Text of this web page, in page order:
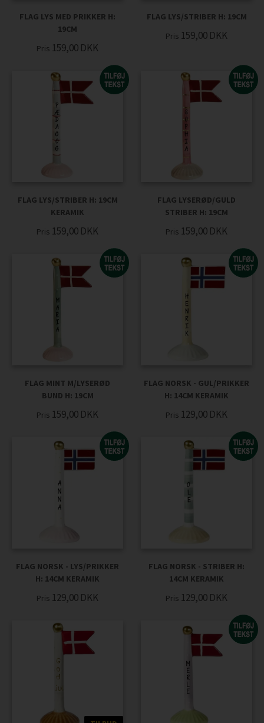
FLAG LYS MED PRIKKER H:
19CM
Pris 159,00 DKK
FLAG LYS/STRIBER H: 19CM
Pris 159,00 DKK
FLAG LYS/STRIBER H: 19CM
KERAMIK
Pris 159,00 DKK
FLAG LYSERØD/GULD
STRIBER H: 19CM
Pris 159,00 DKK
FLAG MINT M/LYSERØD
BUND H: 19CM
Pris 159,00 DKK
FLAG NORSK - GUL/PRIKKER
H: 14CM KERAMIK
Pris 129,00 DKK
FLAG NORSK - LYS/PRIKKER
H: 14CM KERAMIK
Pris 129,00 DKK
FLAG NORSK - STRIBER H:
14CM KERAMIK
Pris 129,00 DKK